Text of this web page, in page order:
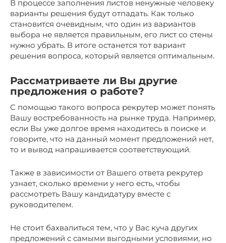
В процессе заполнения листов ненужные человеку
варианты решения будут отпадать. Как только
становится очевидным, что один из вариантов
выбора не является правильным, его лист со стены
нужно убрать. В итоге останется тот вариант
решения вопроса, который является оптимальным.
Рассматриваете ли Вы другие
предложения о работе?
С помощью такого вопроса рекрутер может понять
Вашу востребованность на рынке труда. Например,
если Вы уже долгое время находитесь в поиске и
говорите, что на данный момент предложений нет,
то и вывод напрашивается соответствующий.
Также в зависимости от Вашего ответа рекрутер
узнает, сколько времени у него есть, чтобы
рассмотреть Вашу кандидатуру вместе с
руководителем.
Не стоит бахвалиться тем, что у Вас куча других
предложений с самыми выгодными условиями, но